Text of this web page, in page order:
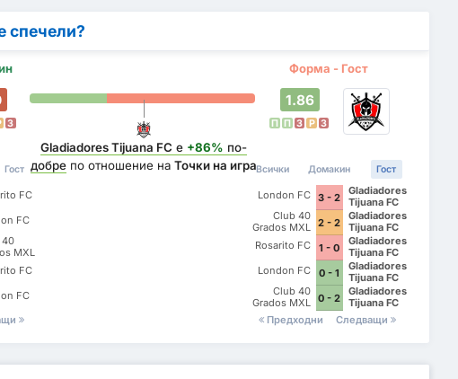
спечели?
Форма - Гост
З
Гост
FC
FC
40
MXL
FC
FC
Gladiadores Tijuana FC е +86% по-
добрепо отношение на Точки на игра
1.86
П П З P З
Всички Домакин Гост
London FC 3 - 2
Gladiadores
Tijuana FC
Club 40
Grados MXL
2 - 2
Gladiadores
Tijuana FC
Rosarito FC
1 - 0
Gladiadores
Tijuana FC
London FC
0 - 1
Gladiadores
Tijuana FC
Club 40
Grados MXL
0 - 2
Gladiadores
Tijuana FC
Предходни
Следващи